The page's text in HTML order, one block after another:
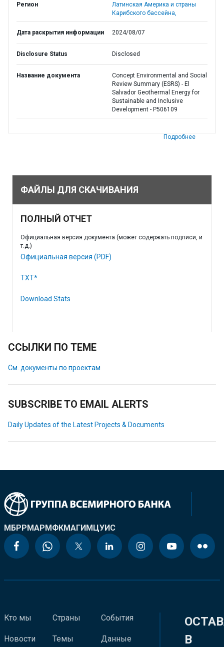
Регион
Латинская Америка и страны
Карибского бассейна,
Дата раскрытия информации 2024/08/07
Disclosure Status Disclosed
Название документа
Concept Environmental and Social
Review Summary (ESRS) - El
Salvador Geothermal Energy for
Sustainable and Inclusive
Development - P506109
Подробнее
ФАЙЛЫ ДЛЯ СКАЧИВАНИЯ
ПОЛНЫЙ ОТЧЕТ
Официальная версия документа (может содержать подписи, и
т.д.)
Официальная версия (PDF)
TXT*
Download Stats
ССЫЛКИ ПО ТЕМЕ
См. документы по проектам
SUBSCRIBE TO EMAIL ALERTS
Daily Updates of the Latest Projects & Documents
МБРРМАРМФКМАГИМЦУИС
Кто мы
Новости
Страны
Темы
События
Данные
В